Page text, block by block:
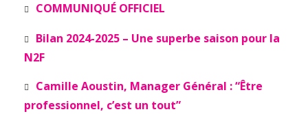
COMMUNIQUÉ OFFICIEL
Bilan 2024-2025 – Une superbe saison pour la
N2F
Camille Aoustin, Manager Général : “Être
professionnel, c’est un tout”